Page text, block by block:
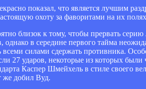
показал, что является лучшим
охоту за фаворитами на их
близок к тому, чтобы прервать
однако в середине первого тайма
всеми силами сдержать противника.
27 ударов, некоторые из которых
Каспер Шмейхель в стиле своего
же добил Вуд.